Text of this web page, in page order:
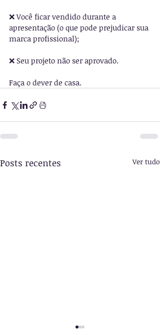
❌ Você ficar vendido durante a
apresentação (o que pode prejudicar sua
marca profissional);
❌ Seu projeto não ser aprovado.
Faça o dever de casa.
Posts recentes Ver tudo